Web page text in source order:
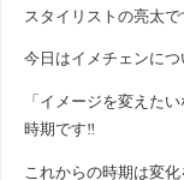
スタイリストの亮太
今日はイメチェンにつ
「イメージを変えた
時期です‼
これからの時期は変